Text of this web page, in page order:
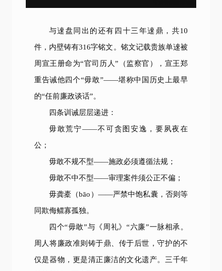
与逨盘同出的还有四十三年逨鼎，共10
件，内壁铸有316字铭文。铭文记载贵族单逨被
周宣王册命为“官司历人”（监察官），宣王郑
重告诫他四个“毋敢”——堪称中国历史上最早
的“任前廉政谈话”。
四条训诫层层递进：
毋敢荒宁——不可贪图安逸，要夙夜在
公；
毋敢不规不型——施政必须遵循法规；
毋敢不中不型——审理案件须公正不偏；
毋龚橐（bāo）——严禁中饱私囊，否则等
同欺侮鳏寡孤独。
四个“毋敢”与《周礼》“六廉”一脉相承。
周人将廉政准则铸于鼎、传于后世，守护的不
仅是器物，更是清正廉洁的文化遗产。三千年